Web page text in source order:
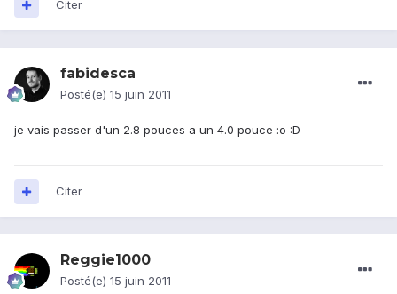
Citer
fabidesca
Posté(e) 15 juin 2011
je vais passer d'un 2.8 pouces a un 4.0 pouce :o :D
Citer
Reggie1000
Posté(e) 15 juin 2011